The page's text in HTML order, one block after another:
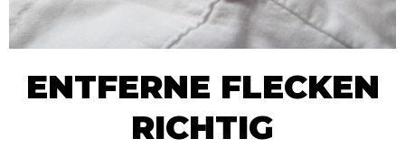
ENTFERNE FLECKEN
RICHTIG